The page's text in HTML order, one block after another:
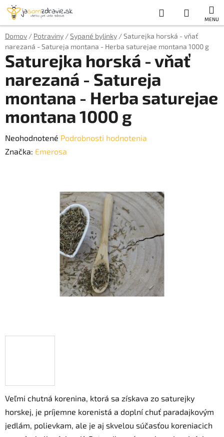
Prejsť
obsah
Hľadať
KOŠÍK
Domov / Potraviny /Sypané bylinky /Saturejka horská - vňať
narezaná - Satureja montana - Herba saturejae montana 1000 g
Veľmi chutná korenina, ktorá sa získava zo saturejky
horskej, je príjemne korenistá a doplní chuť paradajkovým
jedlám, polievkam, ale je aj skvelou súčasťou koreniacich
Saturejka horská - vňať
narezaná - Satureja
montana - Herba saturejae
montana 1000 g
Priemerné
hodnotenie
Neohodnotené Podrobnosti hodnotenia
Značka: Emerosa